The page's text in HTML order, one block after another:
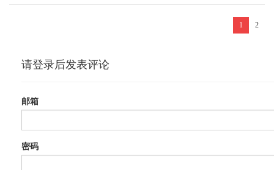
第3章 金融数据采集整理 101
3.1.2 专业财经数据API 103
3.1.3 专业数据模块库 104
3.4 开源文档库Read the Docs 109
1 2